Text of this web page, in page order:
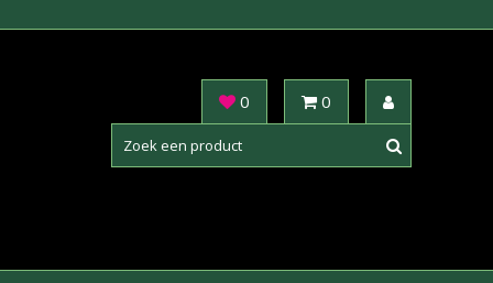
0 0